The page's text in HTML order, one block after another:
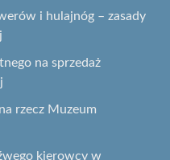
i hulajnóg – zasady
na sprzedaż
rzecz Muzeum
kierowcy w